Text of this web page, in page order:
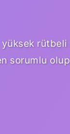
yüksek rütbeli
sorumlu